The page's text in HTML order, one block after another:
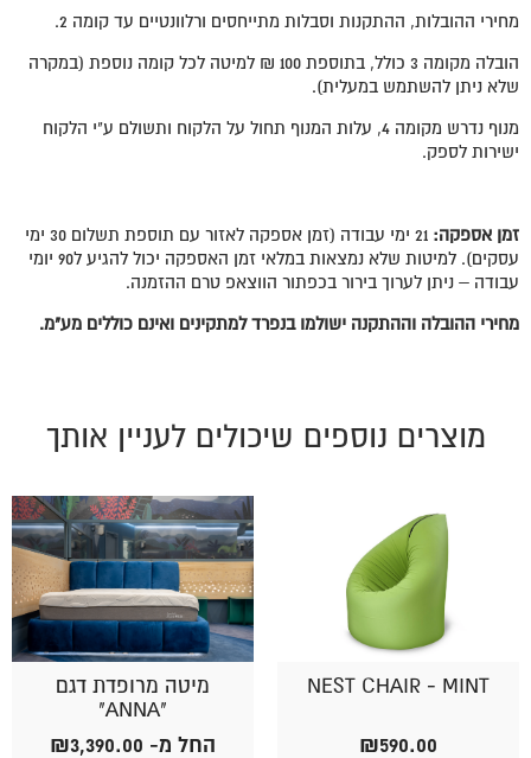
מחירי ההובלות, ההתקנות וסבלות מתייחסים ורלוונטיים עד קומה 2.
הובלה מקומה 3 כולל, בתוספת 100 ₪ למיטה לכל קומה נוספת (במקרה
שלא ניתן להשתמש במעלית).
מנוף נדרש מקומה 4, עלות המנוף תחול על הלקוח ותשולם ע"י הלקוח
ישירות לספק.
זמן אספקה:
21 ימי עבודה (זמן אספקה לאזור עם תוספת תשלום 30 ימי
עסקים). למיטות שלא נמצאות במלאי זמן האספקה יכול להגיע ל90 יומי
עבודה – ניתן לערוך בירור בכפתור הווצאפ טרם ההזמנה.
מחירי ההובלה וההתקנה ישולמו בנפרד למתקינים ואינם כוללים מע"מ.
מוצרים נוספים שיכולים לעניין אותך
NEST CHAIR - MINT
₪590.00
מיטה מרופדת דגם
"ANNA"
החל מ- ₪3,390.00